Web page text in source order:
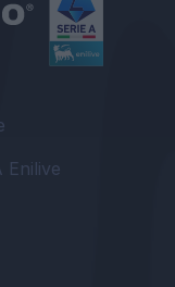
Enilive